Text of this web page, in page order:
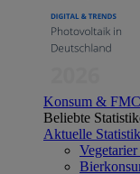
Konsum &
Beliebte
Aktuelle